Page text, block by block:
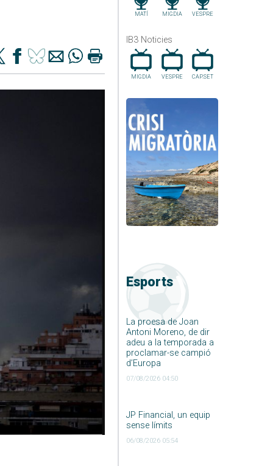
MATÍ MIGDIA VESPRE
IB3 Noticies
MIGDIA VESPRE CAP.SET
Esports
La proesa de Joan
Antoni Moreno, de dir
adeu a la temporada a
proclamar-se campió
d’Europa
07/08/2026 04:50
JP Financial, un equip
sense límits
06/08/2026 05:54